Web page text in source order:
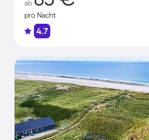
ab
pro Nacht
4.7